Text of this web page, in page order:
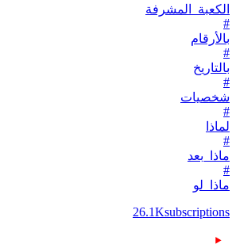
الكعبة_المشرفة
#
بالأرقام
#
بالتاريخ
#
شخصيات
#
لماذا
#
ماذا_بعد
#
ماذا_لو
26.1Ksubscriptions